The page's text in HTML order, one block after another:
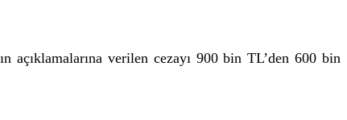
açıklamalarına verilen cezayı 900 bin TL’den 600 bin